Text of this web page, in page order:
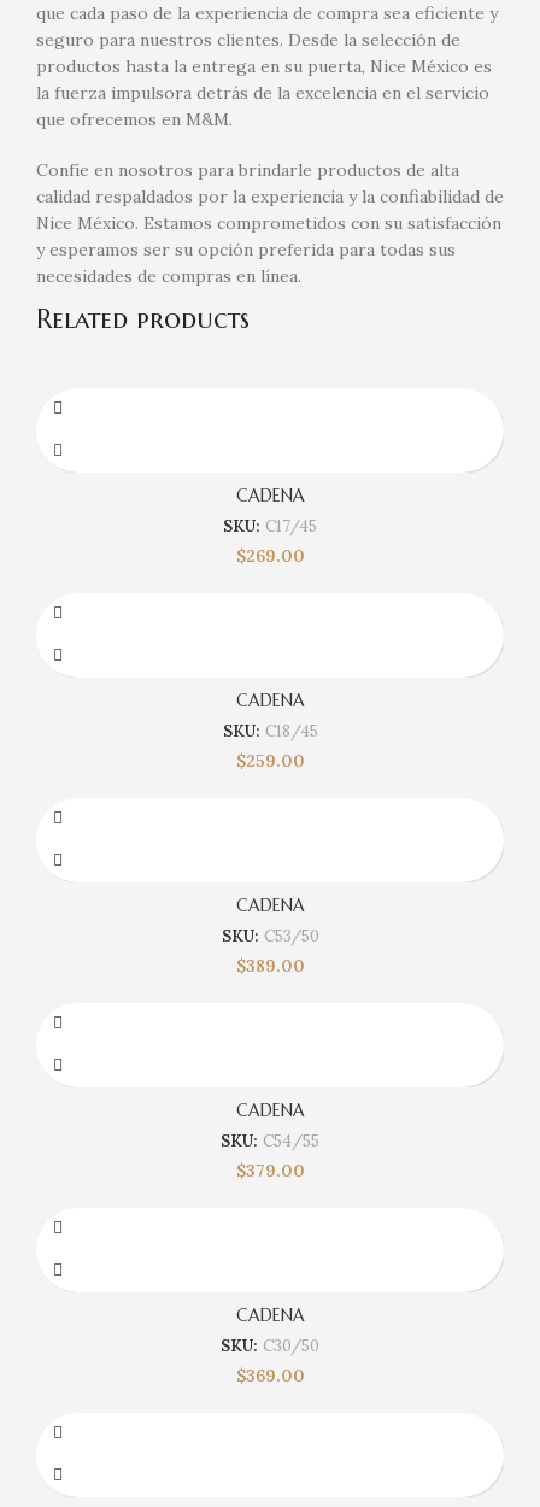
que cada paso de la experiencia de compra sea eficiente y
seguro para nuestros clientes. Desde la selección de
productos hasta la entrega en su puerta, Nice México es
la fuerza impulsora detrás de la excelencia en el servicio
que ofrecemos en M&M.
Confíe en nosotros para brindarle productos de alta
calidad respaldados por la experiencia y la confiabilidad de
Nice México. Estamos comprometidos con su satisfacción
y esperamos ser su opción preferida para todas sus
necesidades de compras en línea.
Related products
CADENA
SKU: C17/45
$269.00
CADENA
SKU: C18/45
$259.00
CADENA
SKU: C53/50
$389.00
CADENA
SKU: C54/55
$379.00
CADENA
SKU: C30/50
$369.00